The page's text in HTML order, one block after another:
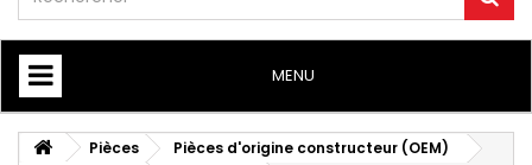
MENU
HOME
Pièces
Pièces d'origine constructeur (OEM)